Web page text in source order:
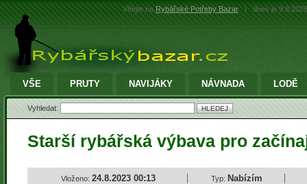
Vítejte naRybářské Potřeby Bazar | dnes je
VŠE PRUTY NAVIJÁKY NÁVNADA LODĚ
Vyhledat:
Starší rybářská výbava pro
Vloženo: 24.8.2023 00:13 Typ: Nabízím